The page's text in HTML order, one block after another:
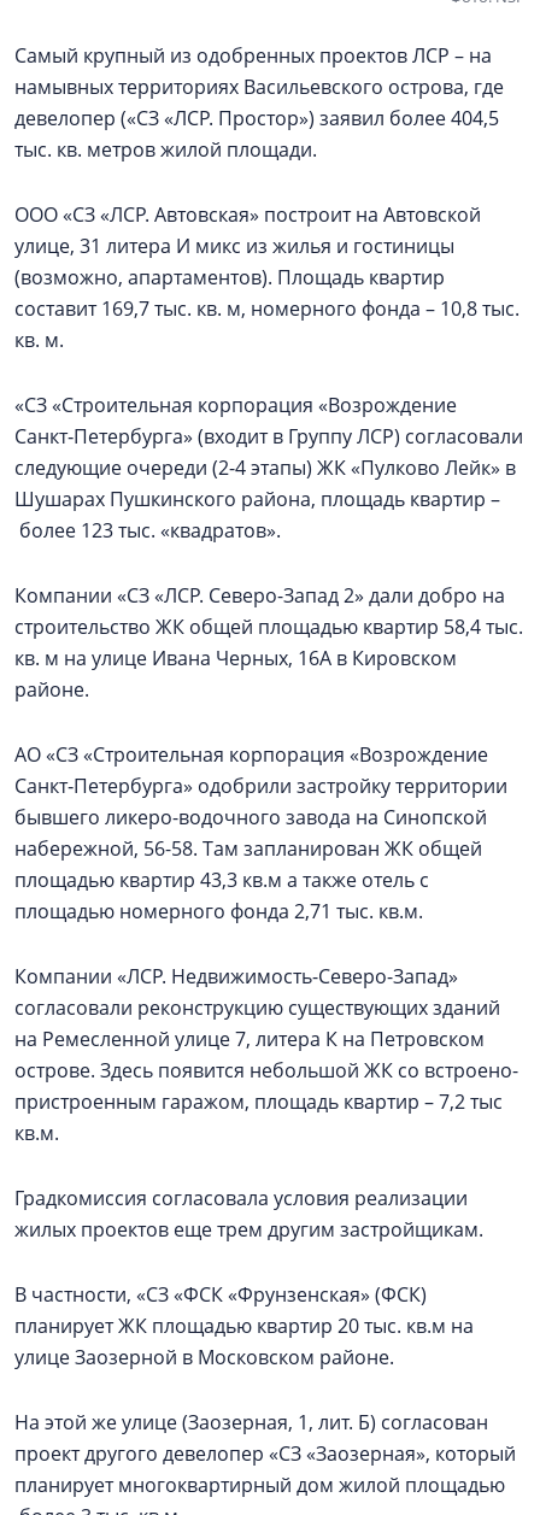
Самый крупный из одобренных проектов ЛСР – на
намывных территориях Васильевского острова, где
девелопер («СЗ «ЛСР. Простор») заявил более 404,5
тыс. кв. метров жилой площади.
ООО «СЗ «ЛСР. Автовская» построит на Автовской
улице, 31 литера И микс из жилья и гостиницы
(возможно, апартаментов). Площадь квартир
составит 169,7 тыс. кв. м, номерного фонда – 10,8 тыс.
кв. м.
«СЗ «Строительная корпорация «Возрождение
Санкт‑Петербурга» (входит в Группу ЛСР) согласовали
следующие очереди (2-4 этапы) ЖК «Пулково Лейк» в
Шушарах Пушкинского района, площадь квартир –
более 123 тыс. «квадратов».
Компании «СЗ «ЛСР. Северо-Запад 2» дали добро на
строительство ЖК общей площадью квартир 58,4 тыс.
кв. м на улице Ивана Черных, 16А в Кировском
районе.
АО «СЗ «Строительная корпорация «Возрождение
Санкт‑Петербурга» одобрили застройку территории
бывшего ликеро-водочного завода на Синопской
набережной, 56-58. Там запланирован ЖК общей
площадью квартир 43,3 кв.м а также отель с
площадью номерного фонда 2,71 тыс. кв.м.
Компании «ЛСР. Недвижимость-Северо-Запад»
согласовали реконструкцию существующих зданий
на Ремесленной улице 7, литера К на Петровском
острове. Здесь появится небольшой ЖК со встроено-
пристроенным гаражом, площадь квартир – 7,2 тыс
кв.м.
Градкомиссия согласовала условия реализации
жилых проектов еще трем другим застройщикам.
В частности, «СЗ «ФСК «Фрунзенская» (ФСК)
планирует ЖК площадью квартир 20 тыс. кв.м на
улице Заозерной в Московском районе.
На этой же улице (Заозерная, 1, лит. Б) согласован
проект другого девелопер «СЗ «Заозерная», который
планирует многоквартирный дом жилой площадью